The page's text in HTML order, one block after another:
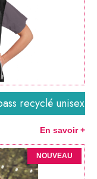
recyclé unisex
En savoir +
NOUVEAU